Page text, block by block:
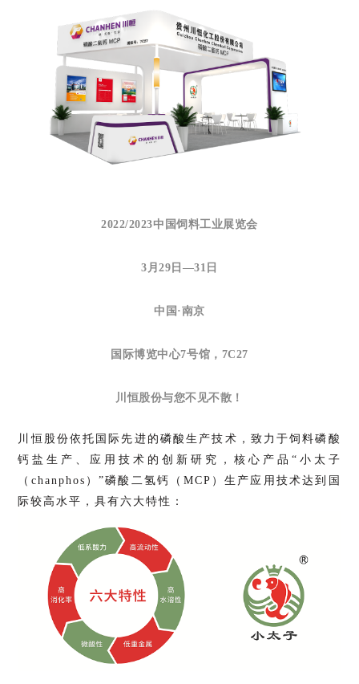
2022/2023中国饲料工业展览会
3月29日—31日
中国·南京
国际博览中心7号馆，7C27
川恒股份与您不见不散！
川恒股份依托国际先进的磷酸生产技术，致力于饲料磷酸
钙盐生产、应用技术的创新研究，核心产品“小太子
（chanphos）”磷酸二氢钙（MCP）生产应用技术达到国
际较高水平，具有六大特性：